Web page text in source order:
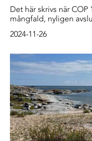
Det här skrivs när
mångfald, nyligen
världens urfolk får en
nära havet, somliga
om klimatkrisens
skydda havens invånare.
2024-11-26